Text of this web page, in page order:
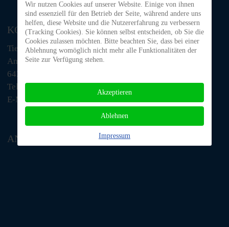
KONTAKT
Tiere in Not Odenwald e.V.
Am Morsberg 1
64385 Reichelsheim
Telefon: 06063 / 939 848
E-Mail: tino@tiere-in-not-odenwald.de
ANFAHRT
Wir nutzen Cookies auf unserer Website. Einige von ihnen
sind essenziell für den Betrieb der Seite, während andere uns
helfen, diese Website und die Nutzererfahrung zu verbessern
(Tracking Cookies). Sie können selbst entscheiden, ob Sie die
Cookies zulassen möchten. Bitte beachten Sie, dass bei einer
Ablehnung womöglich nicht mehr alle Funktionalitäten der
Seite zur Verfügung stehen.
Akzeptieren
Ablehnen
Impressum